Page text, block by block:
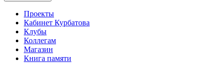
Проекты
Кабинет Курбатова
Клубы
Коллегам
Магазин
Книга памяти